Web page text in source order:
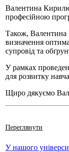
Валентина
професійною
Також, Валентина
визначення
супровід та
У рамках
для розвитку
Щиро дякуємо
Переглянути
У нашого